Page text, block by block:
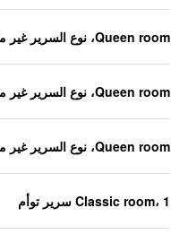
Queen room، نوع السرير غير معروف
Queen room، نوع السرير غير معروف
Queen room، نوع السرير غير معروف
Classic room، 1 سرير توأم